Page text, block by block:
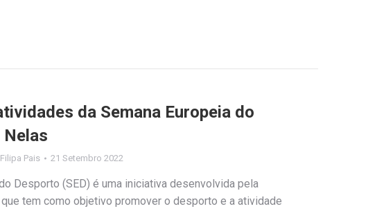
da Semana Europeia do
Nelas
Filipa Pais 21 Setembro 2022
Desporto (SED) é uma iniciativa desenvolvida pela
tem como objetivo promover o desporto e a atividade